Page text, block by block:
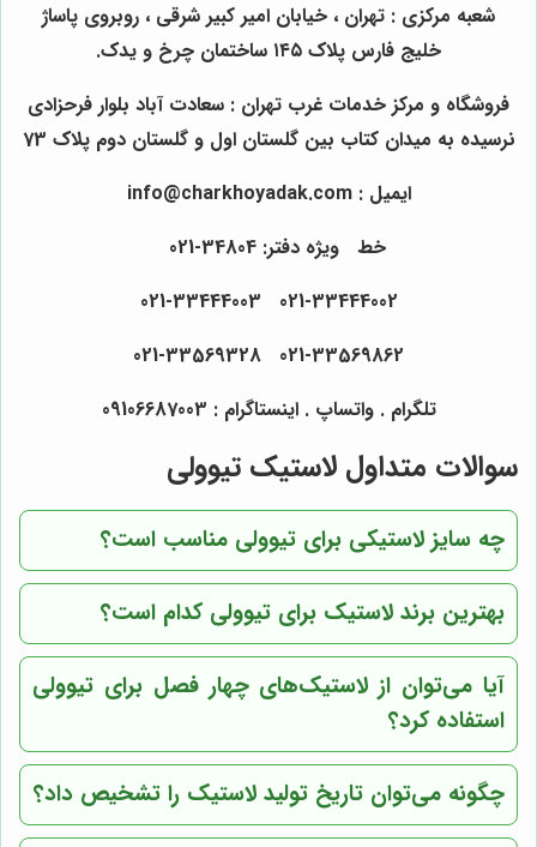
شعبه مرکزی : تهران ، خیابان امیر کبیر شرقی ، روبروی پاساژ
خلیج فارس پلاک ۱۴۵ ساختمان چرخ و یدک.
فروشگاه و مرکز خدمات غرب تهران : سعادت آباد بلوار فرحزادی
نرسیده به میدان کتاب بین گلستان اول و گلستان دوم پلاک 73
ایمیل : info@charkhoyadak.com
خط ویژه دفتر: 34804-021
021-33569862 021-33569328
تلگرام . واتساپ . اینستاگرام : 09106687003
سوالات متداول لاستیک تیوولی
چه سایز لاستیکی برای تیوولی مناسب است؟
بهترین برند لاستیک برای تیوولی کدام است؟
آیا می‌توان از لاستیک‌های چهار فصل برای تیوولی
استفاده کرد؟
چگونه می‌توان تاریخ تولید لاستیک را تشخیص داد؟